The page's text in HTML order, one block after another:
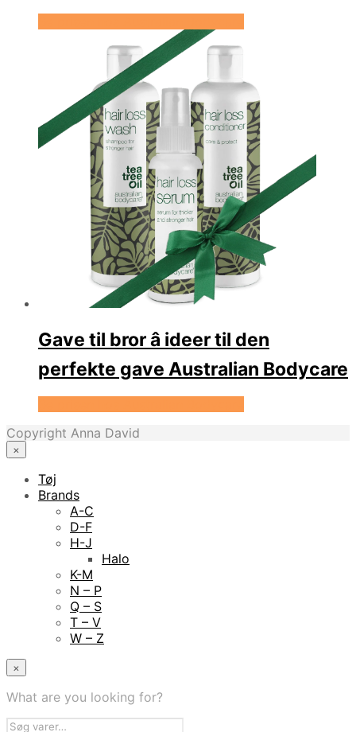
Gave til bror â ideer til den
perfekte gave Australian Bodycare
Copyright Anna David
×
Tøj
Brands
A-C
D-F
H-J
Halo
K-M
N – P
Q – S
T – V
W – Z
×
What are you looking for?